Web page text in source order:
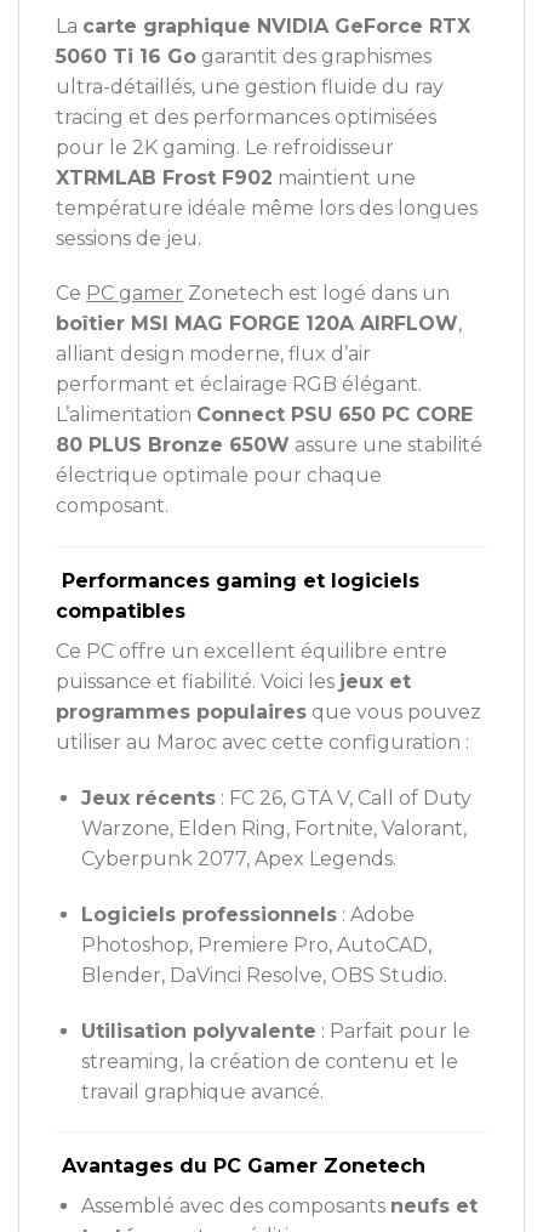
La carte graphique NVIDIA GeForce RTX
5060 Ti 16 Go garantit des graphismes
ultra-détaillés, une gestion fluide du ray
tracing et des performances optimisées
pour le 2K gaming. Le refroidisseur
XTRMLAB Frost F902 maintient une
température idéale même lors des longues
sessions de jeu.
Ce PC gamer Zonetech est logé dans un
boîtier MSI MAG FORGE 120A AIRFLOW,
alliant design moderne, flux d’air
performant et éclairage RGB élégant.
L’alimentation Connect PSU 650 PC CORE
80 PLUS Bronze 650W assure une stabilité
électrique optimale pour chaque
composant.
Performances gaming et logiciels
compatibles
Ce PC offre un excellent équilibre entre
puissance et fiabilité. Voici les jeux et
programmes populaires que vous pouvez
utiliser au Maroc avec cette configuration :
Jeux récents: FC 26, GTA V, Call of Duty
Warzone, Elden Ring, Fortnite, Valorant,
Cyberpunk 2077, Apex Legends.
Logiciels professionnels: Adobe
Photoshop, Premiere Pro, AutoCAD,
Blender, DaVinci Resolve, OBS Studio.
Utilisation polyvalente : Parfait pour le
streaming, la création de contenu et le
travail graphique avancé.
Avantages du PC Gamer Zonetech
Assemblé avec des composants neufs et